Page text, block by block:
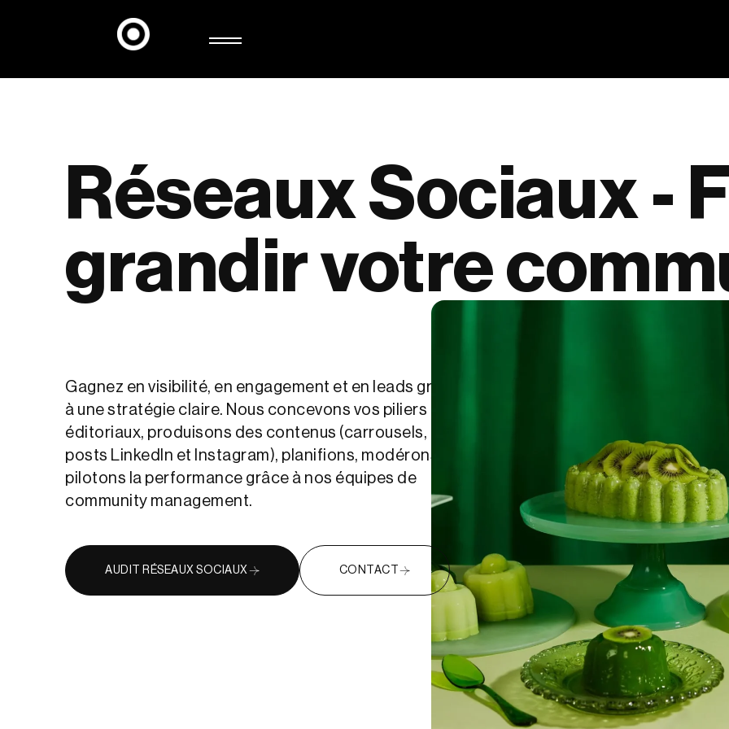
→ DESIGN
→ SEA & ADS
→ RÉSEAUX SOCIAUX
RéseauxSociaux -
grandirvotre
Gagnez en visibilité, en engagement et en leads grâce
à une stratégie claire. Nous concevons vos piliers
éditoriaux, produisons des contenus (carrousels, reels,
posts LinkedIn et Instagram), planifions, modérons et
pilotons la performance grâce à nos équipes de
community management.
AUDIT RÉSEAUX SOCIAUX CONTACT